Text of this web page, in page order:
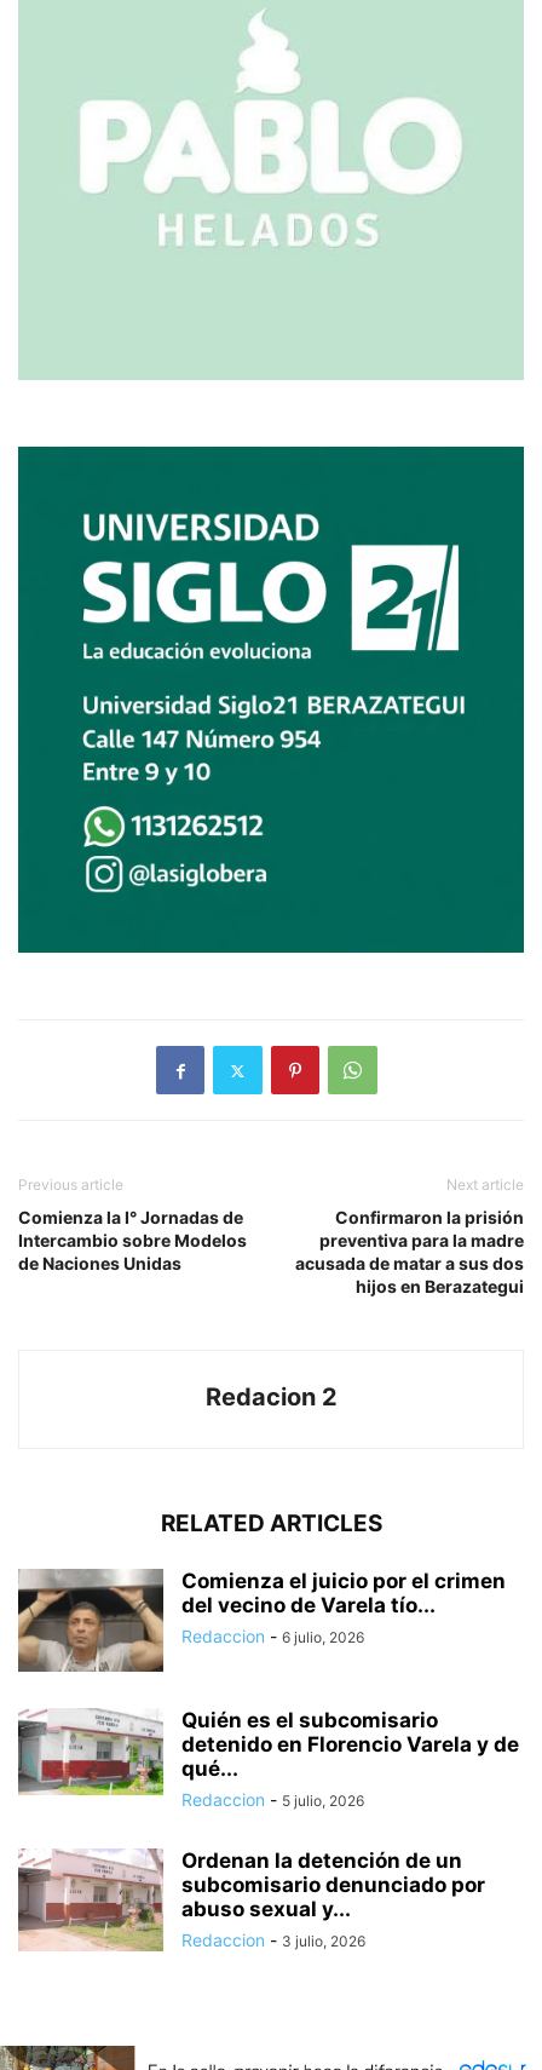
Previous article
Comienza la I° Jornadas de
Intercambio sobre Modelos
de Naciones Unidas
Next article
Confirmaron la prisión
preventiva para la madre
acusada de matar a sus dos
hijos en Berazategui
Redacion 2
RELATED ARTICLES
Comienza el juicio por el crimen
del vecino de Varela tío...
Redaccion - 6 julio, 2026
Quién es el subcomisario
detenido en Florencio Varela y de
qué...
Redaccion - 5 julio, 2026
Ordenan la detención de un
subcomisario denunciado por
abuso sexual y...
Redaccion - 3 julio, 2026